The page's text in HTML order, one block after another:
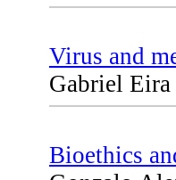
Virus and
Gabriel Eira
Bioethics